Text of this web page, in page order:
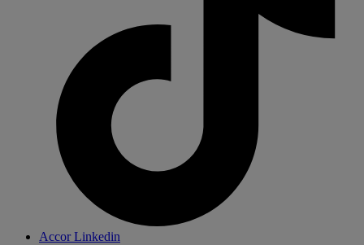
Accor Linkedin